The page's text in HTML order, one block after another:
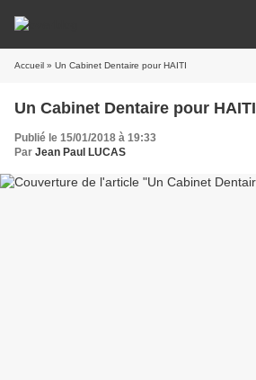
Accueil » Un Cabinet Dentaire pour HAITI
Un Cabinet Dentaire pour HAITI
Publié le 15/01/2018 à 19:33
Par Jean Paul LUCAS